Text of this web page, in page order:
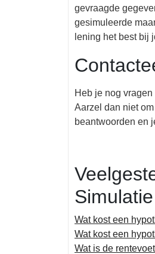
gevraagde
gesimuleerde
lening het best bij
Heb je nog
Aarzel dan niet
beantwoorden en
Wat kost een
Wat kost een
Wat is de